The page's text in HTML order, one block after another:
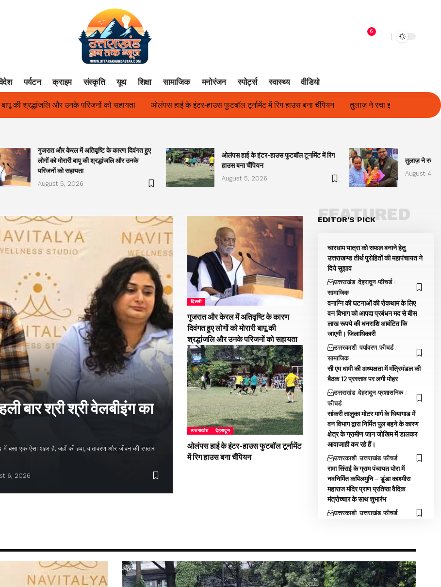
6
पर्यटन क्राइम संस्कृति यूथ शिक्षा सामाजिक मनोरंजन स्पोर्ट्स स्वास्थ्य वीडियो
ओलंपस हाई के इंटर-हाउस फुटबॉल टूर्नामेंट में रिग हाउस बना चैंपियन तुलाज़ ने रचा इतिहास, संस्थान से बना विश्वविद्यालय फिल्म अभिनेत्री
गुजरात और केरल में अतिवृष्टि के कारण दिवंगत हुए
लोगों को मोरारी बापू की श्रद्धांजलि और उनके
परिजनों को सहायता
August 5, 2026
ओलंपस हाई के इंटर-हाउस फुटबॉल टूर्नामेंट में रिग
हाउस बना चैंपियन
August 5, 2026
तुलाज़ ने रचा
August 4,
बार श्री श्री वेलबीइंग का
में बसा एक ऐसा शहर है, जहाँ की हवा, वातावरण और जीवन की रफ्तार
6, 2026
दिल्ली
गुजरात और केरल में अतिवृष्टि के कारण
दिवंगत हुए लोगों को मोरारी बापू की
श्रद्धांजलि और उनके परिजनों को सहायता
उत्तराखंड देहरादून
ओलंपस हाई के इंटर-हाउस फुटबॉल टूर्नामेंट
में रिग हाउस बना चैंपियन
EDITOR'S PICK
FEATURED
चारधाम यात्रा को सफल बनाने हेतु
उत्तराखण्ड तीर्थ पुरोहितों की महापंचायत ने
दिये सुझाव
उत्तराखंड देहरादून फीचर्ड
सामाजिक
वनाग्नि की घटनाओं की रोकथाम के लिए
वन विभाग को आपदा प्रबंधन मद से बीस
लाख रूपये की धनराशि आवंटित कि
जाएगी। जिलाधिकारी
उत्तरकाशी पर्यावरण फीचर्ड
सामाजिक
सी एम धामी की अध्यक्षता में मंत्रिमंडल की
बैठक 12 प्रस्ताव पर लगी मोहर
उत्तराखंड देहरादून प्रशासनिक
फीचर्ड
सांकरी तालुका मोटर मार्ग के घियागाड में
वन विभाग द्वारा निर्मित पुल बहने के कारण
क्षेत्र के ग्रामीण जान जोखिम में डालकर
आवाजाही कर रहे हैं।
उत्तरकाशी उत्तराखंड फीचर्ड
रामा सिंराई के ग्राम पंचायत पोरा में
नवनिर्मित कपिलमुनि – डूंडा काश्मीरा
महाराज मंदिर प्राण प्रतिष्ठा वैदिक
मंत्रोच्चार के साथ शुभारंभ
उत्तरकाशी उत्तराखंड फीचर्ड